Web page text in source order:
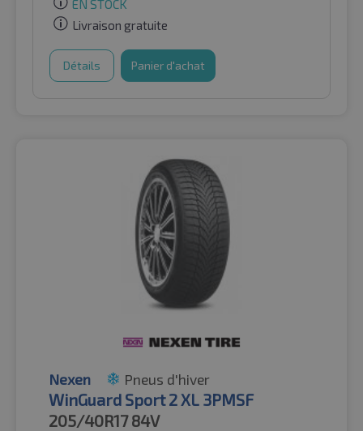
EN STOCK
Livraison gratuite
Détails Panier d'achat
Nexen Pneus d'hiver
WinGuard Sport 2 XL 3PMSF
205/40R17 84V